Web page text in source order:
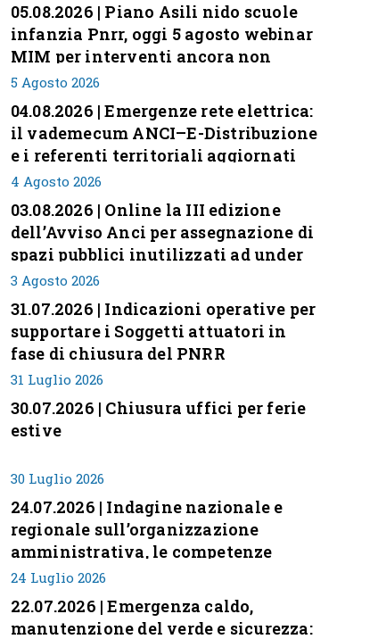
05.08.2026 | Piano Asili nido scuole
infanzia Pnrr, oggi 5 agosto webinar
MIM per interventi ancora non
conclusi
5 Agosto 2026
04.08.2026 | Emergenze rete elettrica:
il vademecum ANCI–E-Distribuzione
e i referenti territoriali aggiornati
4 Agosto 2026
03.08.2026 | Online la III edizione
dell’Avviso Anci per assegnazione di
spazi pubblici inutilizzati ad under
35
3 Agosto 2026
31.07.2026 | Indicazioni operative per
supportare i Soggetti attuatori in
fase di chiusura del PNRR
31 Luglio 2026
30.07.2026 | Chiusura uffici per ferie
estive
30 Luglio 2026
24.07.2026 | Indagine nazionale e
regionale sull’organizzazione
amministrativa, le competenze
professionali e i modelli di gestione
nei piccoli Comuni italiani
24 Luglio 2026
22.07.2026 | Emergenza caldo,
manutenzione del verde e sicurezza: